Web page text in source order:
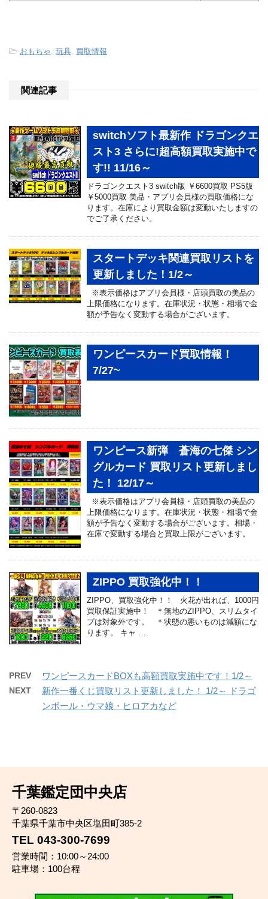
-おもちゃ, 玩具, 買取情報
関連記事
switchソフト最新作 ドラゴンクエ
スト3 さらに!超高額買取実施中で
す!! 11/16～
ドラゴンクエスト3 switch版 ￥6600買取 PS5版
￥5000買取 美品・アプリ会員様の買取価格にな
ります。在庫により買取金額は変動いたしますの
でご了承ください。
スタートデッキ関連買取リストを
更新しました！1/2～
※表示価格はアプリ会員様・店頭買取の美品の
上限価格になります。在庫状況・状態・相場で金
額が予告なく変動する場合がございます。
ワンピースカード買取情報！
7/27~
ワンピース新弾 蒼海の七傑 シン
グルカード 買取リスト更新しまし
た！ 12/17～
※表示価格はアプリ会員様・店頭買取の美品の
上限価格になります。在庫状況・状態・相場で金
額が予告なく変動する場合がございます。相場・
在庫で変動する場合と買取上限がございます。
ZIPPO 買取強化中！！
ZIPPO、買取強化中！！ 火花が出れば、1000円
買取保証実施中！ ＊無地のZIPPO、スリムタイ
プは対象外です。 ＊状態の悪いものは減額にな
ります。 キャ …
PREV ワンピースカードBOXも高額買取実施中です！1/2～
NEXT
新作一番くじ買取リスト更新しました！ 1/2～ ドラゴ
ンボール・ウマ娘・ヒロアカなど
千葉鑑定団中央店
〒260-0823
千葉県千葉市中央区塩田町385-2
TEL 043-300-7699
営業時間：10:00～24:00
駐車場：100台程